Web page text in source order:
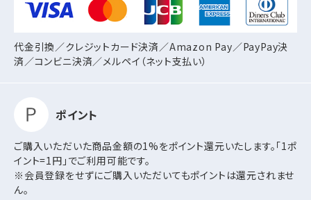
代金引換／クレジットカード決済／Amazon Pay／PayPay決
済／コンビニ決済／メルペイ（ネット支払い）
ポイント
ご購入いただいた商品金額の1%をポイント還元いたします。「1ポ
イント=1円」でご利用可能です。
※会員登録をせずにご購入いただいてもポイントは還元されませ
ん。